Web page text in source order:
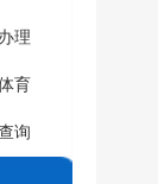
文件...
练员奖励实施...
理
育
询